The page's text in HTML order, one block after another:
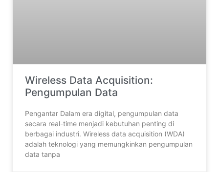
Wireless Data Acquisition:
Pengumpulan Data
Pengantar Dalam era digital, pengumpulan data
secara real-time menjadi kebutuhan penting di
berbagai industri. Wireless data acquisition (WDA)
adalah teknologi yang memungkinkan pengumpulan
data tanpa